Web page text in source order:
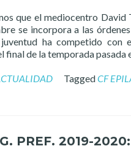
que el mediocentro
se incorpora a las
ha competido con
final de la temporada pasada
TaggedCF
PREF. 2019-